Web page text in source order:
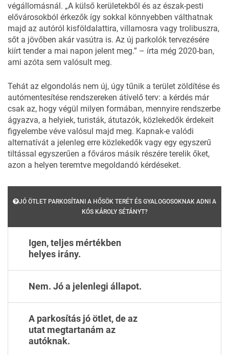
végállomásnál. „A külső kerületekből és az észak-pesti
elővárosokból érkezők így sokkal könnyebben válthatnak
majd az autóról kisföldalattira, villamosra vagy trolibuszra,
sőt a jövőben akár vasútra is. Az új parkolók tervezésére
kiírt tender a mai napon jelent meg.” – írta még 2020-ban,
ami azóta sem valósult meg.
Tehát az elgondolás nem új, úgy tűnik a terület zöldítése és
autómentesítése rendszereken átívelő terv: a kérdés már
csak az, hogy végül milyen formában, mennyire rendszerbe
ágyazva, a helyiek, turisták, átutazók, közlekedők érdekeit
figyelembe véve valósul majd meg. Kapnak-e valódi
alternatívát a jelenleg erre közlekedők vagy egy egyszerű
tiltással egyszerűen a főváros másik részére terelik őket,
azon a helyen teremtve megoldandó kérdéseket.
JÓ ÖTLET PARKOSÍTANI A HŐSÖK TERÉT ÉS GYALOGOSOKNAK ADNI A
KÓS KÁROLY SÉTÁNYT?
Igen, teljes mértékben
helyes irány.
Nem. Jó a jelenlegi állapot.
A parkosítás jó ötlet, de az
utat megtartanám az
autóknak.